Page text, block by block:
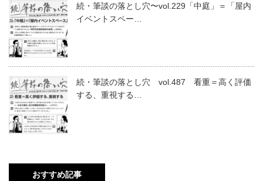
続・筆談の落とし穴〜vol.229「中庭」＝「屋内
イベントスペー…
続・筆談の落とし穴 vol.487 看重＝高く評価
する、重視する…
おすすめ記事